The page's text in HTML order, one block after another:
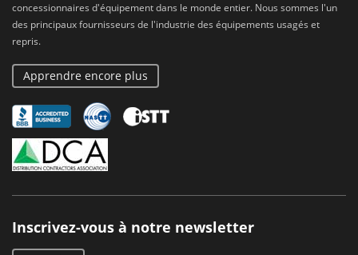
concessionnaires d'équipement dans le monde entier. Nous sommes l'un
des principaux fournisseurs de l'industrie des équipements usagés et
repris.
Apprendre encore plus
Inscrivez-vous à notre newsletter